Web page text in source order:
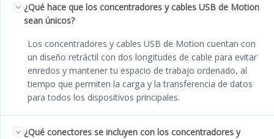
¿Qué hace que los concentradores y cables USB de Motion
sean únicos?
Los concentradores y cables USB de Motion cuentan con
un diseño retráctil con dos longitudes de cable para evitar
enredos y mantener tu espacio de trabajo ordenado, al
tiempo que permiten la carga y la transferencia de datos
para todos los dispositivos principales.
¿Qué conectores se incluyen con los concentradores y